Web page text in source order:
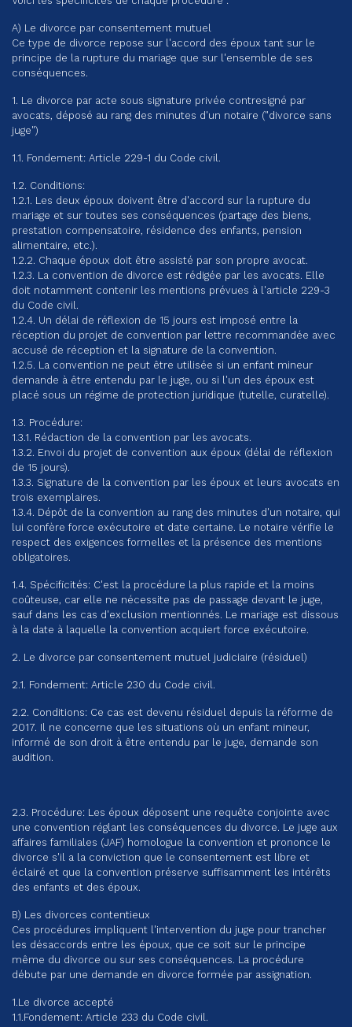
A) Le divorce par consentement mutuel
Ce type de divorce repose sur l'accord des époux tant sur le
principe de la rupture du mariage que sur l'ensemble de ses
conséquences.
1. Le divorce par acte sous signature privée contresigné par
avocats, déposé au rang des minutes d'un notaire ("divorce sans
juge")
1.1. Fondement: Article 229-1 du Code civil.
1.2. Conditions:
1.2.1. Les deux époux doivent être d'accord sur la rupture du
mariage et sur toutes ses conséquences (partage des biens,
prestation compensatoire, résidence des enfants, pension
alimentaire, etc.).
1.2.2. Chaque époux doit être assisté par son propre avocat.
1.2.3. La convention de divorce est rédigée par les avocats. Elle
doit notamment contenir les mentions prévues à l'article 229-3
du Code civil.
1.2.4. Un délai de réflexion de 15 jours est imposé entre la
réception du projet de convention par lettre recommandée avec
accusé de réception et la signature de la convention.
1.2.5. La convention ne peut être utilisée si un enfant mineur
demande à être entendu par le juge, ou si l'un des époux est
placé sous un régime de protection juridique (tutelle, curatelle).
1.3. Procédure:
1.3.1. Rédaction de la convention par les avocats.
1.3.2. Envoi du projet de convention aux époux (délai de réflexion
de 15 jours).
1.3.3. Signature de la convention par les époux et leurs avocats en
trois exemplaires.
1.3.4. Dépôt de la convention au rang des minutes d'un notaire, qui
lui confère force exécutoire et date certaine. Le notaire vérifie le
respect des exigences formelles et la présence des mentions
obligatoires.
1.4. Spécificités: C'est la procédure la plus rapide et la moins
coûteuse, car elle ne nécessite pas de passage devant le juge,
sauf dans les cas d'exclusion mentionnés. Le mariage est dissous
à la date à laquelle la convention acquiert force exécutoire.
2. Le divorce par consentement mutuel judiciaire (résiduel)
2.1. Fondement: Article 230 du Code civil.
2.2. Conditions: Ce cas est devenu résiduel depuis la réforme de
2017. Il ne concerne que les situations où un enfant mineur,
informé de son droit à être entendu par le juge, demande son
audition.
2.3. Procédure: Les époux déposent une requête conjointe avec
une convention réglant les conséquences du divorce. Le juge aux
affaires familiales (JAF) homologue la convention et prononce le
divorce s'il a la conviction que le consentement est libre et
éclairé et que la convention préserve suffisamment les intérêts
des enfants et des époux.
B) Les divorces contentieux
Ces procédures impliquent l'intervention du juge pour trancher
les désaccords entre les époux, que ce soit sur le principe
même du divorce ou sur ses conséquences. La procédure
débute par une demande en divorce formée par assignation.
1.Le divorce accepté
1.1.Fondement: Article 233 du Code civil.